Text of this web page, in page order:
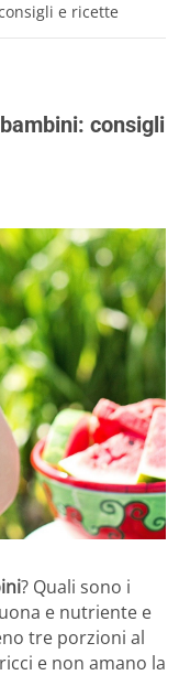
e ricette
consigli
? Quali sono i
e nutriente e
tre porzioni al
e non amano la